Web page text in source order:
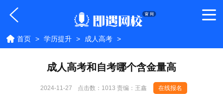
首页 > 学历提升 > 成人高考 >
成人高考和自考哪个含金量高
2024-11-27 点击数： 1013 责编：王鑫 在线报名